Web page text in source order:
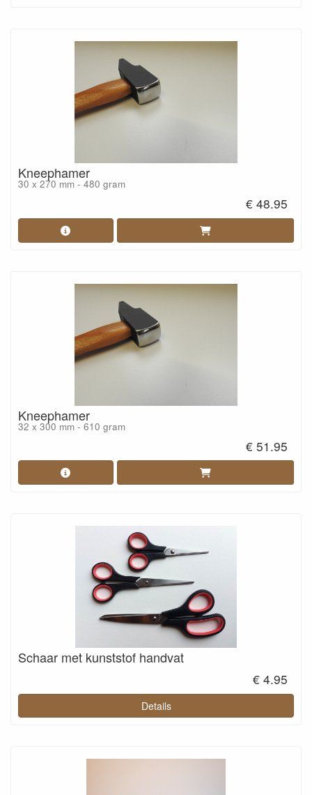
Kneephamer
30 x 270 mm - 480 gram
€ 48.95
Kneephamer
32 x 300 mm - 610 gram
€ 51.95
Schaar met kunststof handvat
€ 4.95
Details